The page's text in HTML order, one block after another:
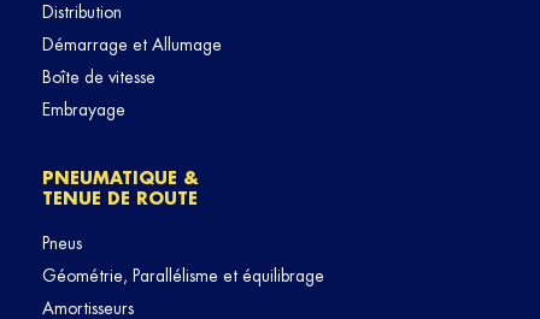
Distribution
Démarrage et Allumage
Boîte de vitesse
Embrayage
PNEUMATIQUE &
TENUE DE ROUTE
Pneus
Géométrie, Parallélisme et équilibrage
Amortisseurs